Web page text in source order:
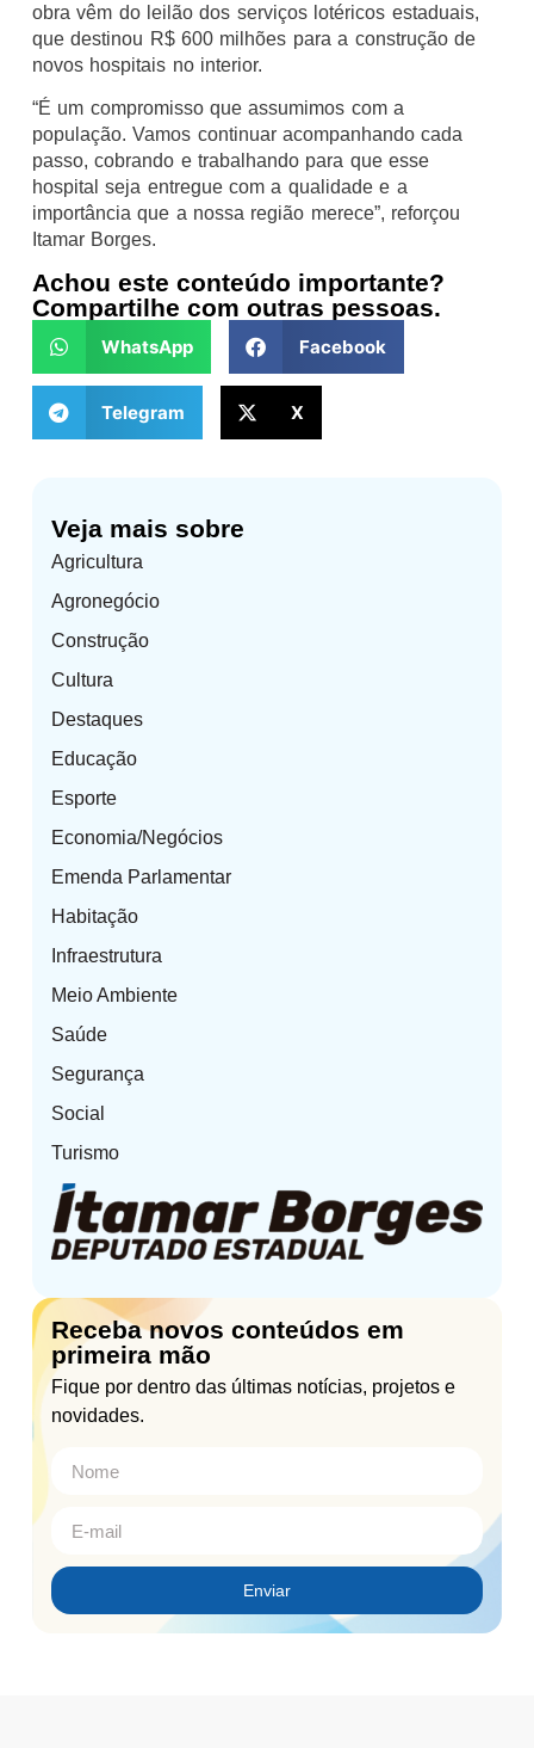
Veja mais sobre
Agricultura
Agronegócio
Construção
Cultura
Destaques
Educação
Esporte
Economia/Negócios
Emenda Parlamentar
Habitação
Infraestrutura
Meio Ambiente
Saúde
Segurança
Social
Turismo
Receba novos conteúdos em
primeira mão
Fique por dentro das últimas notícias, projetos e
novidades.
Enviar
obra vêm do leilão dos serviços lotéricos estaduais,
que destinou R$ 600 milhões para a construção de
novos hospitais no interior.
“É um compromisso que assumimos com a
população. Vamos continuar acompanhando cada
passo, cobrando e trabalhando para que esse
hospital seja entregue com a qualidade e a
importância que a nossa região merece”, reforçou
Itamar Borges.
Achou este conteúdo importante?
Compartilhe com outras pessoas.
WhatsApp Facebook
Telegram X